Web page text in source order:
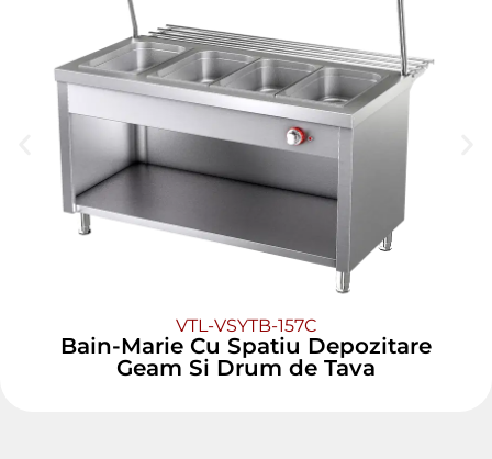
VTL-VSYTB-157C
Bain-Marie Cu Spatiu Depozitare
Geam Si Drum de Tava